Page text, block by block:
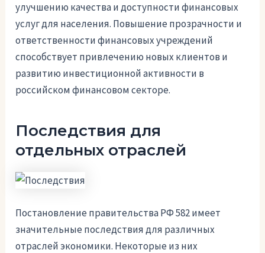
улучшению качества и доступности финансовых
услуг для населения. Повышение прозрачности и
ответственности финансовых учреждений
способствует привлечению новых клиентов и
развитию инвестиционной активности в
российском финансовом секторе.
Последствия для
отдельных отраслей
Постановление правительства РФ 582 имеет
значительные последствия для различных
отраслей экономики. Некоторые из них